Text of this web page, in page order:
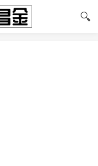
🔍